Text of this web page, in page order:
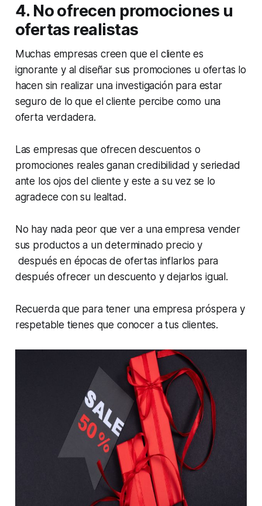
4. No ofrecen promociones u
ofertas realistas
Muchas empresas creen que el cliente es
ignorante y al diseñar sus promociones u ofertas lo
hacen sin realizar una investigación para estar
seguro de lo que el cliente percibe como una
oferta verdadera.
Las empresas que ofrecen descuentos o
promociones reales ganan credibilidad y seriedad
ante los ojos del cliente y este a su vez se lo
agradece con su lealtad.
No hay nada peor que ver a una empresa vender
sus productos a un determinado precio y
después en épocas de ofertas inflarlos para
después ofrecer un descuento y dejarlos igual.
Recuerda que para tener una empresa próspera y
respetable tienes que conocer a tus clientes.